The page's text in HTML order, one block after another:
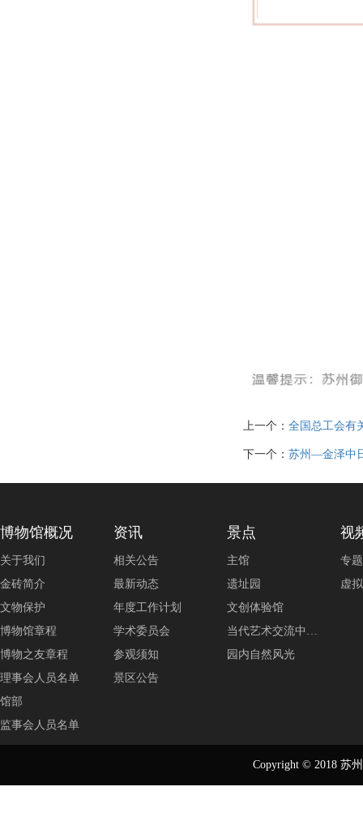
上一个： 全国总工会有
下一个： 苏州—金泽中
博物馆概况
关于我们
金砖简介
文物保护
博物馆章程
博物之友章程
理事会人员名单
馆部
监事会人员名单
资讯
相关公告
最新动态
年度工作计划
学术委员会
参观须知
景区公告
景点
主馆
遗址园
文创体验馆
当代艺术交流中…
园内自然风光
视
专
虚
Copyright © 2018 苏